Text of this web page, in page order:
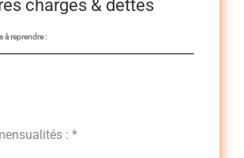
charges & dettes
à reprendre :
:*